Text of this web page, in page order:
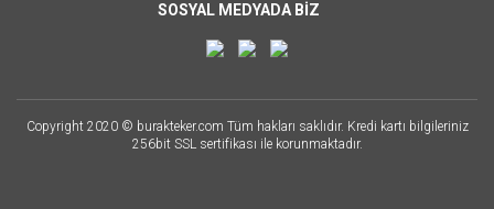
SOSYAL MEDYADA BİZ
Copyright 2020 © burakteker.com Tüm hakları saklıdır. Kredi kartı bilgileriniz
256bit SSL sertifikası ile korunmaktadır.